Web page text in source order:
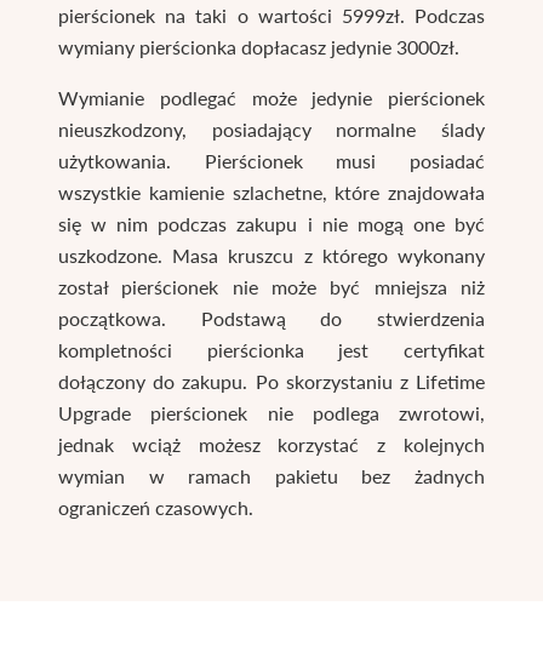
pierścionek na taki o wartości 5999zł. Podczas
wymiany pierścionka dopłacasz jedynie 3000zł.
Wymianie podlegać może jedynie pierścionek
nieuszkodzony, posiadający normalne ślady
użytkowania. Pierścionek musi posiadać
wszystkie kamienie szlachetne, które znajdowała
się w nim podczas zakupu i nie mogą one być
uszkodzone. Masa kruszcu z którego wykonany
został pierścionek nie może być mniejsza niż
początkowa. Podstawą do stwierdzenia
kompletności pierścionka jest certyfikat
dołączony do zakupu. Po skorzystaniu z Lifetime
Upgrade pierścionek nie podlega zwrotowi,
jednak wciąż możesz korzystać z kolejnych
wymian w ramach pakietu bez żadnych
ograniczeń czasowych.